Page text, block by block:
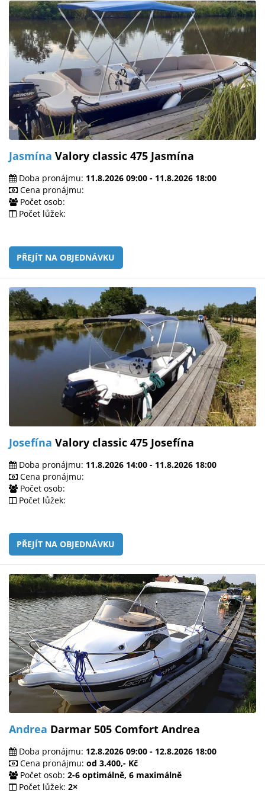
Jasmína Valory classic 475 Jasmína
Doba pronájmu: 11.8.2026 09:00 - 11.8.2026 18:00
Cena pronájmu:
Počet osob:
Počet lůžek:
PŘEJÍT NA OBJEDNÁVKU
Josefína Valory classic 475 Josefína
Doba pronájmu: 11.8.2026 14:00 - 11.8.2026 18:00
Cena pronájmu:
Počet osob:
Počet lůžek:
PŘEJÍT NA OBJEDNÁVKU
Andrea Darmar 505 Comfort Andrea
Doba pronájmu: 12.8.2026 09:00 - 12.8.2026 18:00
Cena pronájmu: od 3.400,- Kč
Počet osob: 2-6 optimálně, 6 maximálně
Počet lůžek: 2×